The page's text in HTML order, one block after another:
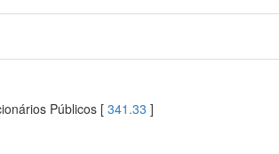
Públicos [ 341.33 ]